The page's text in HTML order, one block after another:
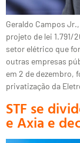
Geraldo Campos
projeto de lei 1.791/
setor elétrico que
outras empresas
em 2 de dezembro,
privatização da
STF se
e Axia e